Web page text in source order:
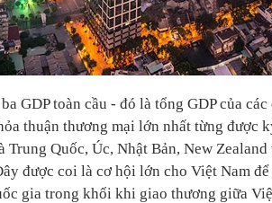
GDP toàn cầu - đó là tổng GDP của
thuận thương mại lớn nhất từng được
Trung Quốc, Úc, Nhật Bản, New
được coi là cơ hội lớn cho Việt Nam
gia trong khối khi giao thương giữa